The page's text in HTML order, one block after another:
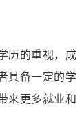
历的重视，成
具备一定的学
来更多就业和